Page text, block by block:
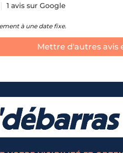
1 avis sur Google
à une date fixe.
Mettre d'autres avis